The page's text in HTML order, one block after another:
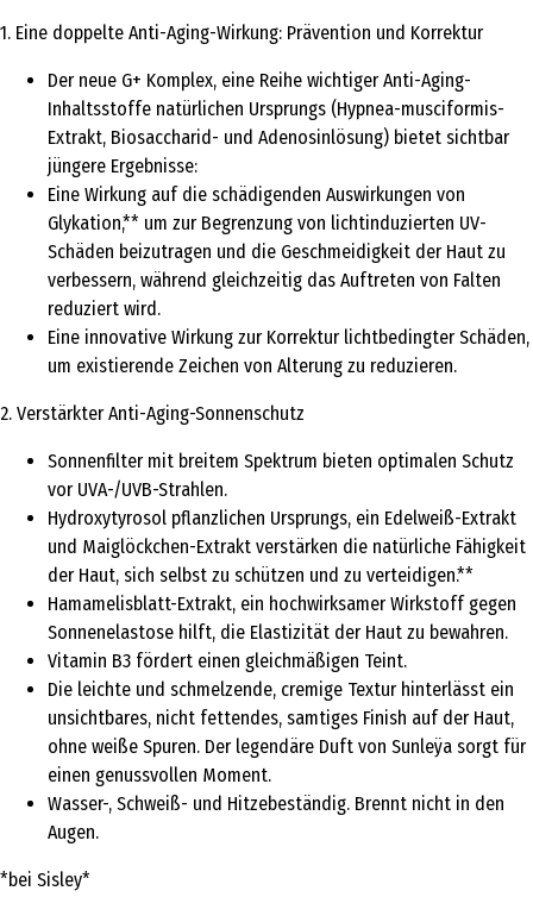
1. Eine doppelte Anti-Aging-Wirkung: Prävention und Korrektur
Der neue G+ Komplex, eine Reihe wichtiger Anti-Aging-
Inhaltsstoffe natürlichen Ursprungs (Hypnea-musciformis-
Extrakt, Biosaccharid- und Adenosinlösung) bietet sichtbar
jüngere Ergebnisse:
Eine Wirkung auf die schädigenden Auswirkungen von
Glykation,** um zur Begrenzung von lichtinduzierten UV-
Schäden beizutragen und die Geschmeidigkeit der Haut zu
verbessern, während gleichzeitig das Auftreten von Falten
reduziert wird.
Eine innovative Wirkung zur Korrektur lichtbedingter Schäden,
um existierende Zeichen von Alterung zu reduzieren.
2. Verstärkter Anti-Aging-Sonnenschutz
Sonnenfilter mit breitem Spektrum bieten optimalen Schutz
vor UVA-/UVB-Strahlen.
Hydroxytyrosol pflanzlichen Ursprungs, ein Edelweiß-Extrakt
und Maiglöckchen-Extrakt verstärken die natürliche Fähigkeit
der Haut, sich selbst zu schützen und zu verteidigen.**
Hamamelisblatt-Extrakt, ein hochwirksamer Wirkstoff gegen
Sonnenelastose hilft, die Elastizität der Haut zu bewahren.
Vitamin B3 fördert einen gleichmäßigen Teint.
Die leichte und schmelzende, cremige Textur hinterlässt ein
unsichtbares, nicht fettendes, samtiges Finish auf der Haut,
ohne weiße Spuren. Der legendäre Duft von Sunleÿa sorgt für
einen genussvollen Moment.
Wasser-, Schweiß- und Hitzebeständig. Brennt nicht in den
Augen.
*bei Sisley*